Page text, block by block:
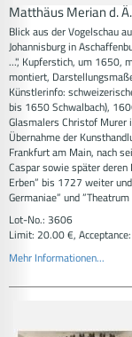
Matthäus Merian d.
Blick aus der Vogelschau
Johannisburg in
...", Kupferstich, um 1650,
montiert,
Künstlerinfo:
bis 1650 Schwalbach),
Glasmalers Christof Murer
Übernahme der
Frankfurt am Main, nach
Caspar sowie später deren
Erben” bis 1727 weiter
Germaniae” und
Lot-No.: 3606
Limit: 20.00 €,
Mehr Informationen...